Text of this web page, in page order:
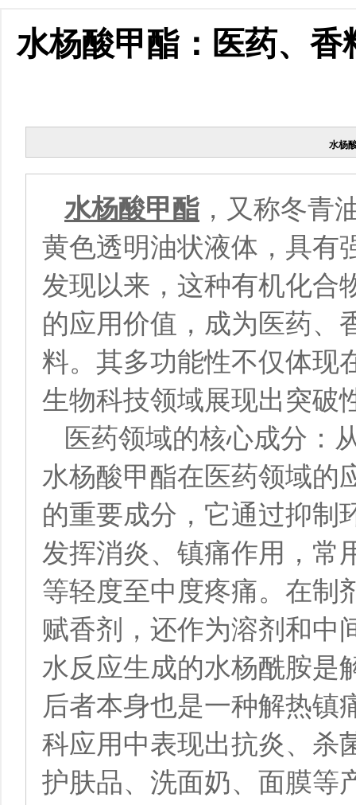
水杨酸甲酯：医药、
水杨
水杨酸甲酯 ，又称冬青
黄色透明油状液体，具有
发现以来，这种有机化合
的应用价值，成为医药、
料。其多功能性不仅体现
生物科技领域展现出突破
医药领域的核心成分：
水杨酸甲酯在医药领域的
的重要成分，它通过抑制
发挥消炎、镇痛作用，常
等轻度至中度疼痛。在制
赋香剂，还作为溶剂和中
水反应生成的水杨酰胺是
后者本身也是一种解热镇
科应用中表现出抗炎、杀
护肤品、洗面奶、面膜等